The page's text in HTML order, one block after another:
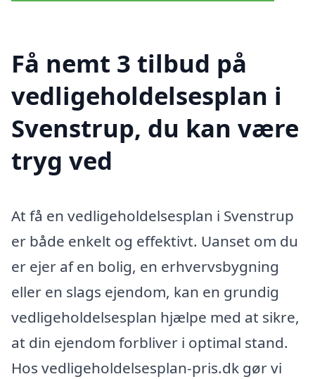
Få nemt 3 tilbud på
vedligeholdelsesplan i
Svenstrup, du kan være
tryg ved
At få en vedligeholdelsesplan i Svenstrup
er både enkelt og effektivt. Uanset om du
er ejer af en bolig, en erhvervsbygning
eller en slags ejendom, kan en grundig
vedligeholdelsesplan hjælpe med at sikre,
at din ejendom forbliver i optimal stand.
Hos vedligeholdelsesplan-pris.dk gør vi